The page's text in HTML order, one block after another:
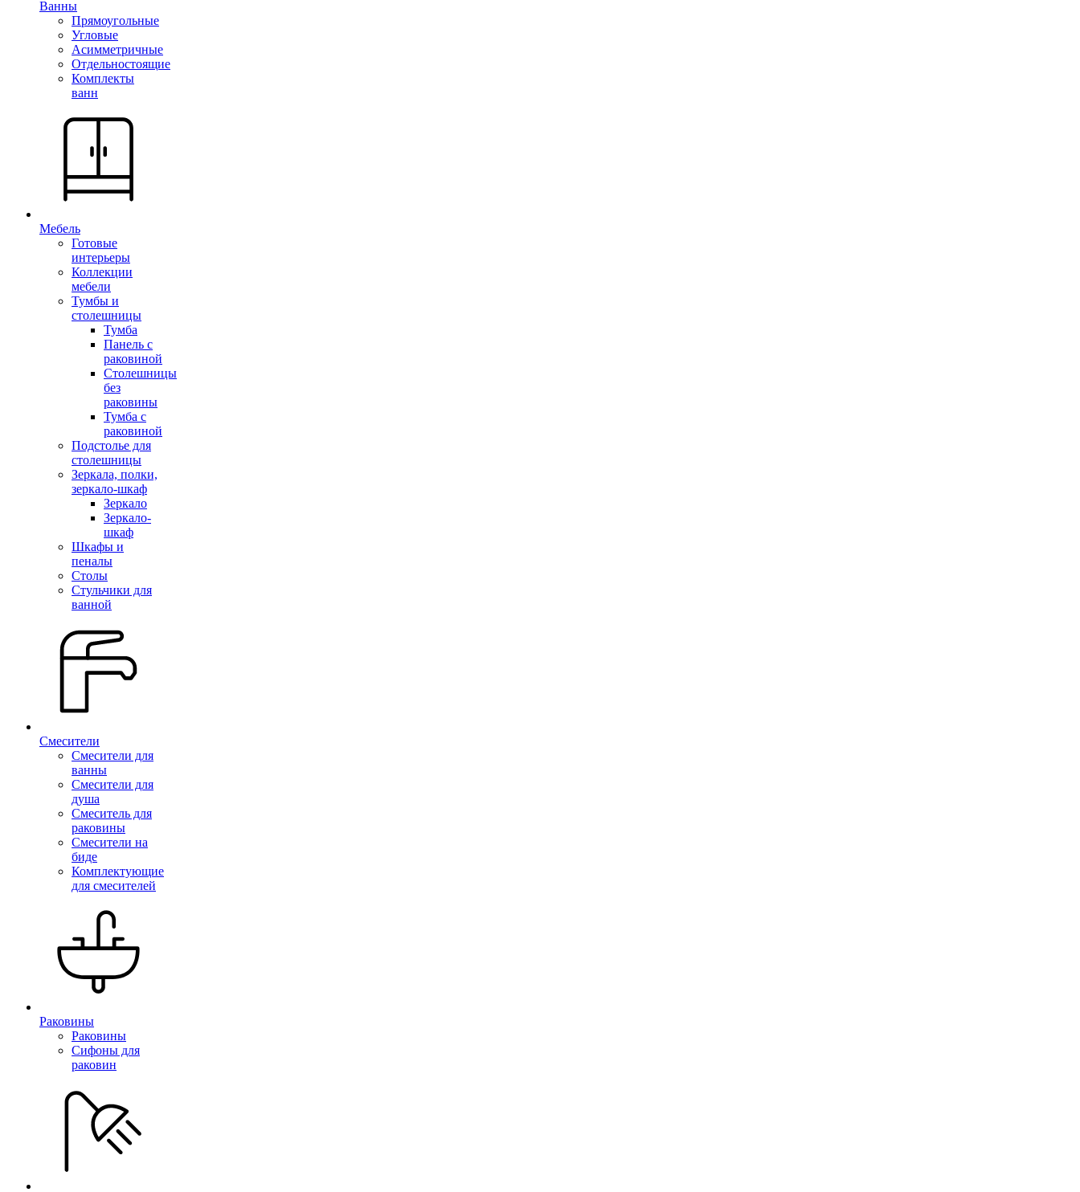
Ванны
Прямоугольные
Угловые
Асимметричные
Отдельностоящие
Комплекты
ванн
Мебель
Готовые
интерьеры
Коллекции
мебели
Тумбы и
столешницы
Тумба
Панель с
раковиной
Столешницы
без
раковины
Тумба с
раковиной
Подстолье для
столешницы
Зеркала, полки,
зеркало-шкаф
Зеркало
Зеркало-
шкаф
Шкафы и
пеналы
Столы
Стульчики для
ванной
Смесители
Смесители для
ванны
Смесители для
душа
Смеситель для
раковины
Смесители на
биде
Комплектующие
для смесителей
Раковины
Раковины
Сифоны для
раковин